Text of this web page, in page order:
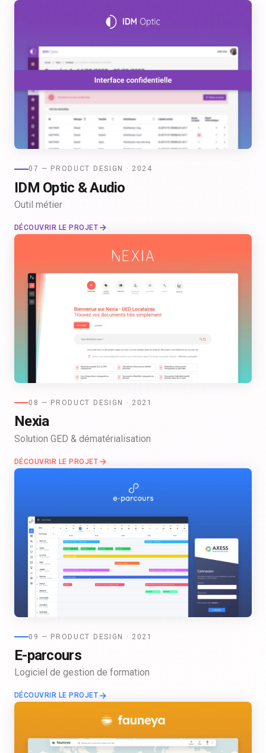
07 — PRODUCT DESIGN · 2024
IDM Optic & Audio
Outil métier
DÉCOUVRIR LE PROJET
08 — PRODUCT DESIGN · 2021
Nexia
Solution GED & dématérialisation
DÉCOUVRIR LE PROJET
09 — PRODUCT DESIGN · 2021
E-parcours
Logiciel de gestion de formation
DÉCOUVRIR LE PROJET